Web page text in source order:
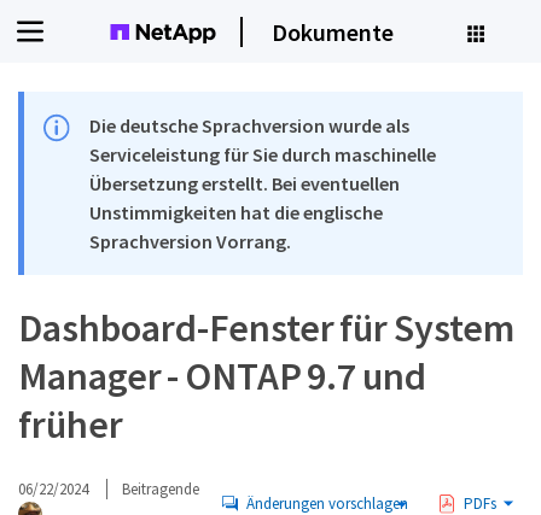
Dokumente
Die deutsche Sprachversion wurde als
Serviceleistung für Sie durch maschinelle
Übersetzung erstellt. Bei eventuellen
Unstimmigkeiten hat die englische
Sprachversion Vorrang.
Dashboard-Fenster für System
Manager - ONTAP 9.7 und
früher
06/22/2024 Beitragende
Änderungen vorschlagen PDFs